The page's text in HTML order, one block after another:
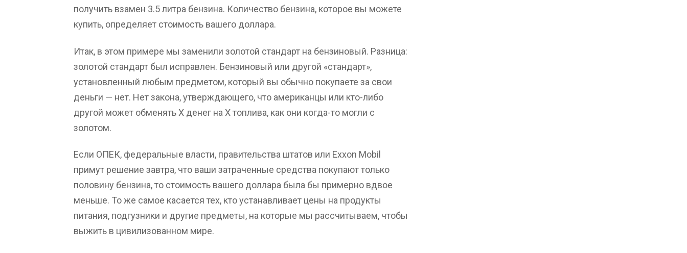
получить взамен 3.5 литра бензина. Количество бензина, которое вы можете
купить, определяет стоимость вашего доллара.
Итак, в этом примере мы заменили золотой стандарт на бензиновый. Разница:
золотой стандарт был исправлен. Бензиновый или другой «стандарт»,
установленный любым предметом, который вы обычно покупаете за свои
деньги — нет. Нет закона, утверждающего, что американцы или кто-либо
другой может обменять X денег на X топлива, как они когда-то могли с
золотом.
Если ОПЕК, федеральные власти, правительства штатов или Exxon Mobil
примут решение завтра, что ваши затраченные средства покупают только
половину бензина, то стоимость вашего доллара была бы примерно вдвое
меньше. То же самое касается тех, кто устанавливает цены на продукты
питания, подгузники и другие предметы, на которые мы рассчитываем, чтобы
выжить в цивилизованном мире.